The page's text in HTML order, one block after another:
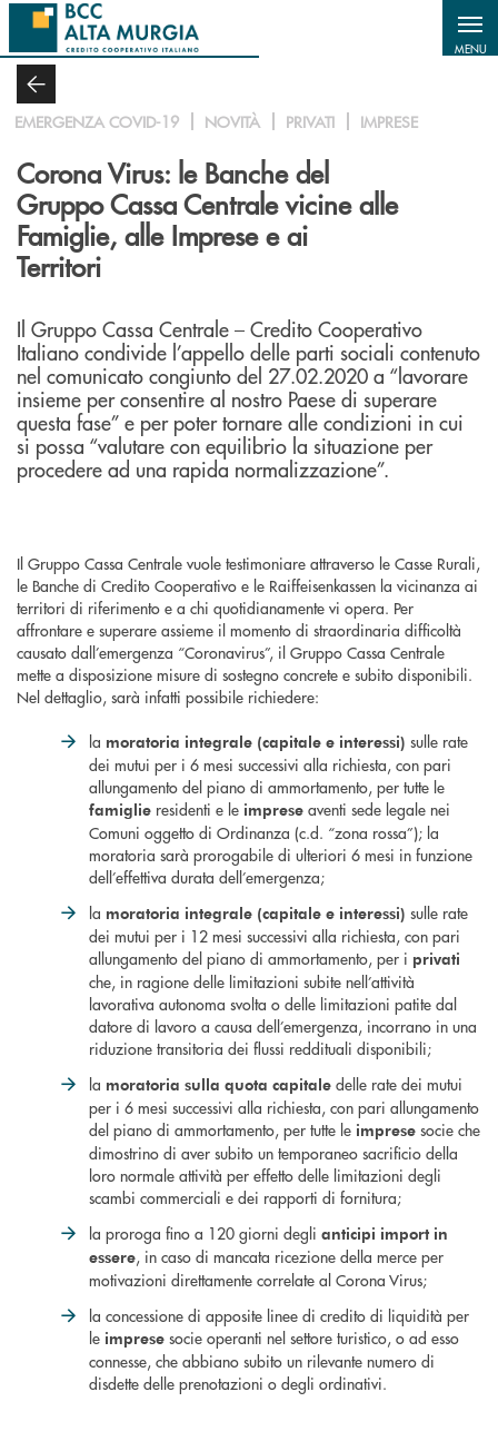
Salta al contenuto principale
MENU
EMERGENZA COVID-19 NOVITÀ PRIVATI IMPRESE
Corona Virus: le Banche del
Gruppo Cassa Centrale vicine alle
Famiglie, alle Imprese e ai
Territori
Il Gruppo Cassa Centrale – Credito Cooperativo
Italiano condivide l’appello delle parti sociali contenuto
nel comunicato congiunto del 27.02.2020 a “lavorare
insieme per consentire al nostro Paese di superare
questa fase” e per poter tornare alle condizioni in cui
si possa “valutare con equilibrio la situazione per
procedere ad una rapida normalizzazione”.
Il Gruppo Cassa Centrale vuole testimoniare attraverso le Casse Rurali,
le Banche di Credito Cooperativo e le Raiffeisenkassen la vicinanza ai
territori di riferimento e a chi quotidianamente vi opera. Per
affrontare e superare assieme il momento di straordinaria difficoltà
causato dall’emergenza “Coronavirus”, il Gruppo Cassa Centrale
mette a disposizione misure di sostegno concrete e subito disponibili.
Nel dettaglio, sarà infatti possibile richiedere:
la moratoria integrale (capitale e interessi) sulle rate
dei mutui per i 6 mesi successivi alla richiesta, con pari
allungamento del piano di ammortamento, per tutte le
famiglie residenti e le imprese aventi sede legale nei
Comuni oggetto di Ordinanza (c.d. “zona rossa”); la
moratoria sarà prorogabile di ulteriori 6 mesi in funzione
dell’effettiva durata dell’emergenza;
la moratoria integrale (capitale e interessi) sulle rate
dei mutui per i 12 mesi successivi alla richiesta, con pari
allungamento del piano di ammortamento, per i privati
che, in ragione delle limitazioni subite nell’attività
lavorativa autonoma svolta o delle limitazioni patite dal
datore di lavoro a causa dell’emergenza, incorrano in una
riduzione transitoria dei flussi reddituali disponibili;
la moratoria sulla quota capitale delle rate dei mutui
per i 6 mesi successivi alla richiesta, con pari allungamento
del piano di ammortamento, per tutte le imprese socie che
dimostrino di aver subito un temporaneo sacrificio della
loro normale attività per effetto delle limitazioni degli
scambi commerciali e dei rapporti di fornitura;
la proroga fino a 120 giorni degli anticipi import in
essere, in caso di mancata ricezione della merce per
motivazioni direttamente correlate al Corona Virus;
la concessione di apposite linee di credito di liquidità per
le imprese socie operanti nel settore turistico, o ad esso
connesse, che abbiano subito un rilevante numero di
disdette delle prenotazioni o degli ordinativi.